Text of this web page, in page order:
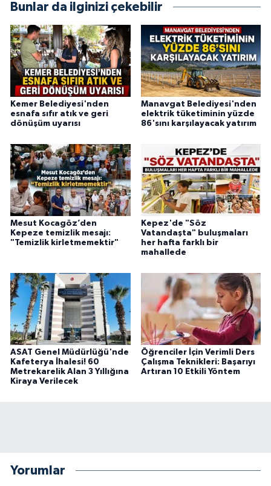
alanlarda ürettiğim içeriklerle kamuoyuna
fayda sağla
Bunlar da ilginizi çekebilir
Kemer Belediyesi'nden
esnafa sıfır atık ve geri
dönüşüm uyarısı
Manavgat Belediyesi'nden
elektrik tüketiminin yüzde
86'sını karşılayacak yatırım
Mesut Kocagöz’den
Kepeze temizlik mesajı:
"Temizlik kirletmemektir"
Kepez'de "Söz
Vatandaşta" buluşmaları
her hafta farklı bir
mahallede
ASAT Genel Müdürlüğü'nde
Kafeterya İhalesi! 60
Metrekarelik Alan 3 Yıllığına
Kiraya Verilecek
Öğrenciler İçin Verimli Ders
Çalışma Teknikleri: Başarıyı
Artıran 10 Etkili Yöntem
Yorumlar